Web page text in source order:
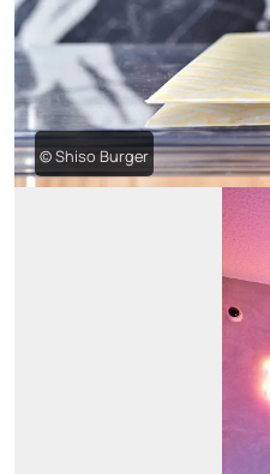
© Shiso Burger